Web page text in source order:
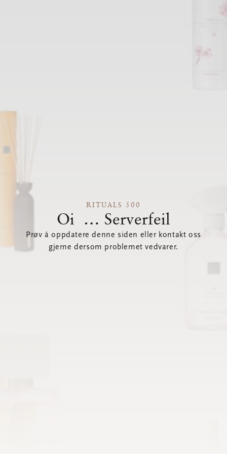
RITUALS 500
Oi … Serverfeil
Prøv å oppdatere denne siden eller kontakt oss
gjerne dersom problemet vedvarer.